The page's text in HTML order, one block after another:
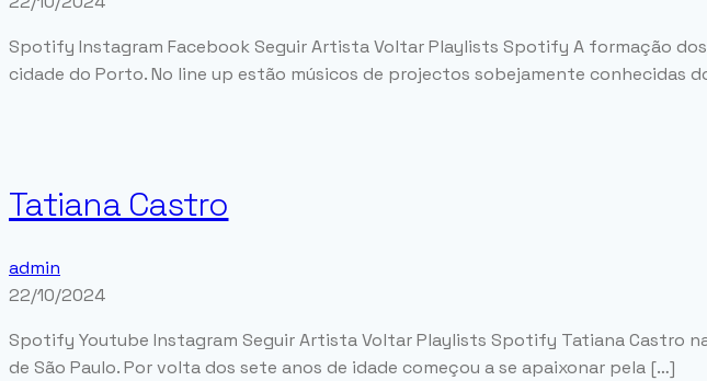
Spotify Instagram Facebook Seguir Artista Voltar Playlists Spotify A formação
cidade do Porto. No line up estão músicos de projectos sobejamente conhecidas
Tatiana Castro
admin
22/10/2024
Spotify Youtube Instagram Seguir Artista Voltar Playlists Spotify Tatiana Castro
de São Paulo. Por volta dos sete anos de idade começou a se apaixonar pela […]